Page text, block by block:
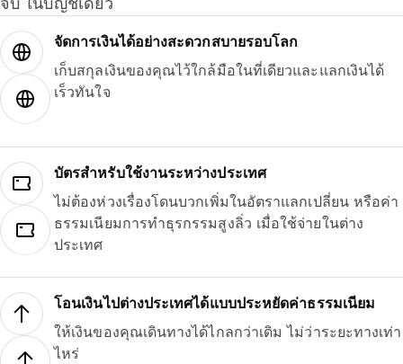
จัดการเงินได้อย่างสะดวกสบายรอบโลก
เก็บสกุลเงินของคุณไว้ใกล้มือในที่เดียวและแลกเงินได้
เร็วทันใจ
บัตรสำหรับใช้งานระหว่างประเทศ
ไม่ต้องห่วงเรื่องโดนบวกเพิ่มในอัตราแลกเปลี่ยน หรือค่า
ธรรมเนียมการทำธุรกรรมสูงลิ่ว เมื่อใช้จ่ายในต่าง
ประเทศ
โอนเงินไปต่างประเทศได้แบบประหยัดค่าธรรมเนียม
ให้เงินของคุณเดินทางได้ไกลกว่าเดิม ไม่ว่าระยะทางเท่า
ไหร่